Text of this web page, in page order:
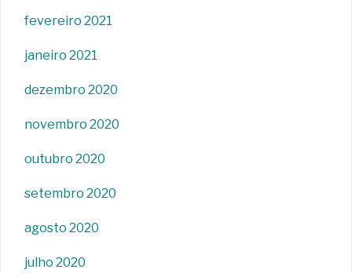
fevereiro 2021
janeiro 2021
dezembro 2020
novembro 2020
outubro 2020
setembro 2020
agosto 2020
julho 2020